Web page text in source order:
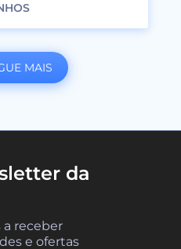
MAIS
da
a receber
e ofertas